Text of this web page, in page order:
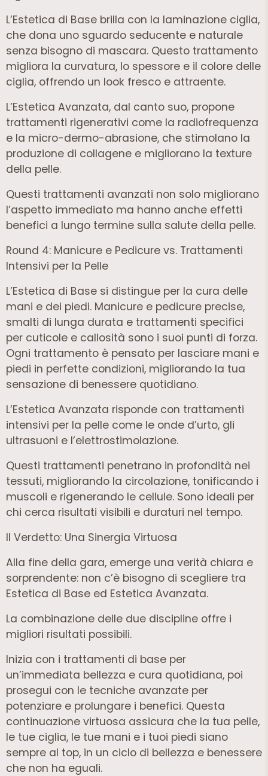
L’Estetica di Base brilla con la laminazione ciglia,
che dona uno sguardo seducente e naturale
senza bisogno di mascara. Questo trattamento
migliora la curvatura, lo spessore e il colore delle
ciglia, offrendo un look fresco e attraente.
L’Estetica Avanzata, dal canto suo, propone
trattamenti rigenerativi come la radiofrequenza
e la micro-dermo-abrasione, che stimolano la
produzione di collagene e migliorano la texture
della pelle.
Questi trattamenti avanzati non solo migliorano
l’aspetto immediato ma hanno anche effetti
benefici a lungo termine sulla salute della pelle.
Round 4: Manicure e Pedicure vs. Trattamenti
Intensivi per la Pelle
L’Estetica di Base si distingue per la cura delle
mani e dei piedi. Manicure e pedicure precise,
smalti di lunga durata e trattamenti specifici
per cuticole e callosità sono i suoi punti di forza.
Ogni trattamento è pensato per lasciare mani e
piedi in perfette condizioni, migliorando la tua
sensazione di benessere quotidiano.
L’Estetica Avanzata risponde con trattamenti
intensivi per la pelle come le onde d’urto, gli
ultrasuoni e l’elettrostimolazione.
Questi trattamenti penetrano in profondità nei
tessuti, migliorando la circolazione, tonificando i
muscoli e rigenerando le cellule. Sono ideali per
chi cerca risultati visibili e duraturi nel tempo.
Il Verdetto: Una Sinergia Virtuosa
Alla fine della gara, emerge una verità chiara e
sorprendente: non c’è bisogno di scegliere tra
Estetica di Base ed Estetica Avanzata.
La combinazione delle due discipline offre i
migliori risultati possibili.
Inizia con i trattamenti di base per
un’immediata bellezza e cura quotidiana, poi
prosegui con le tecniche avanzate per
potenziare e prolungare i benefici. Questa
continuazione virtuosa assicura che la tua pelle,
le tue ciglia, le tue mani e i tuoi piedi siano
sempre al top, in un ciclo di bellezza e benessere
che non ha eguali.